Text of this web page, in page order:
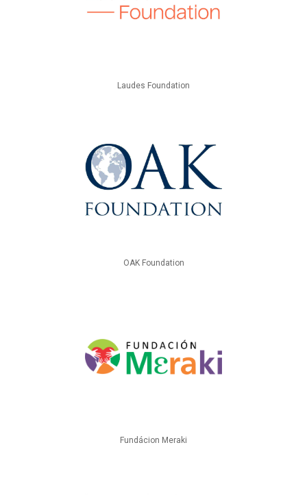
Laudes Foundation
OAK Foundation
Fundácion Meraki